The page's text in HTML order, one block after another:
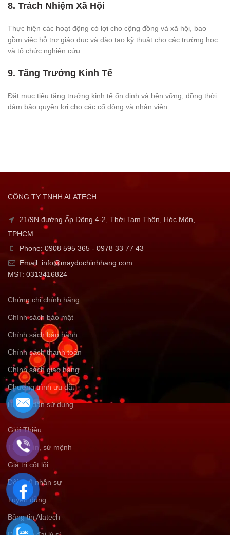
8. Trách Nhiệm Xã Hội
Thực hiện các hoạt động có lợi cho cộng đồng và xã hội, bao
gồm việc hỗ trợ giáo dục và đào tạo kỹ thuật cho các trường học
và tổ chức nghiên cứu.
9. Tăng Trưởng Kinh Tế
Đặt mục tiêu tăng trưởng kinh tế ổn định và bền vững, đồng thời
đảm bảo quyền lợi cho các cổ đông và nhân viên.
CÔNG TY TNHH ALATECH
21/9N đường Ấp Đông 4-2, Thới Tam Thôn, Hóc Môn,
TPHCM
Phone: 0908 595 365 - 0978 33 77 43
Email: info@maydochinhhang.com
MST: 0313416824
Chứng chỉ chính hãng
Chính sách bảo mật
Chính sách bảo hành
Chính sách thanh toán
Chính sách giao hàng
Chương trình ưu đãi
Hướng dẫn sử dụng
Giới Thiệu
Tầm nhìn, sứ mệnh
Giá trị cốt lõi
Đội ngũ nhân sự
Tuyển dụng
Bảng tin Alatech